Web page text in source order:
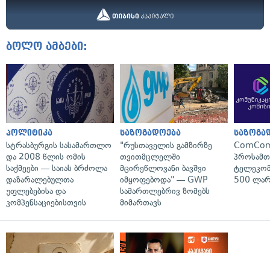
ბოლო ამბები:
პოლიტიკა
სტრასბურგის სასამართლო
და 2008 წლის ომის
საქმეები — საიას ბრძოლა
დაზარალებულთა
უფლებებისა და
კომპენსაციებისთვის
საზოგადოება
"რუსთაველის გამზირზე
თვითმცლელში
მცირეწლოვანი ბავშვი
იმყოფებოდა" — GWP
სამართლებრივ ზომებს
მიმართავს
500